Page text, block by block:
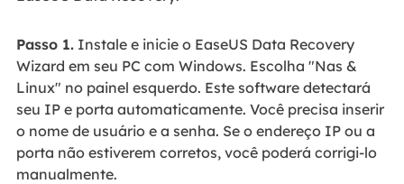
Passo 1.Instale e inicie o EaseUS Data Recovery
Wizard em seu PC com Windows. Escolha "Nas &
Linux" no painel esquerdo. Este software detectará
seu IP e porta automaticamente. Você precisa inserir
o nome de usuário e a senha. Se o endereço IP ou a
porta não estiverem corretos, você poderá corrigi-lo
manualmente.